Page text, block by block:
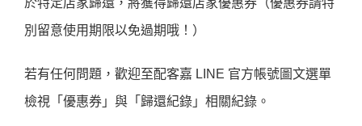
於特定店家歸還，將獲得歸還店家優惠券（優惠券請特
別留意使用期限以免過期哦！）
若有任何問題，歡迎至配客嘉 LINE 官方帳號圖文選單
檢視「優惠券」與「歸還紀錄」相關紀錄。